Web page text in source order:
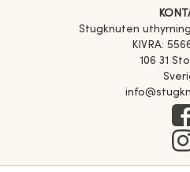
Stugknuten
KIVRA:
106 31